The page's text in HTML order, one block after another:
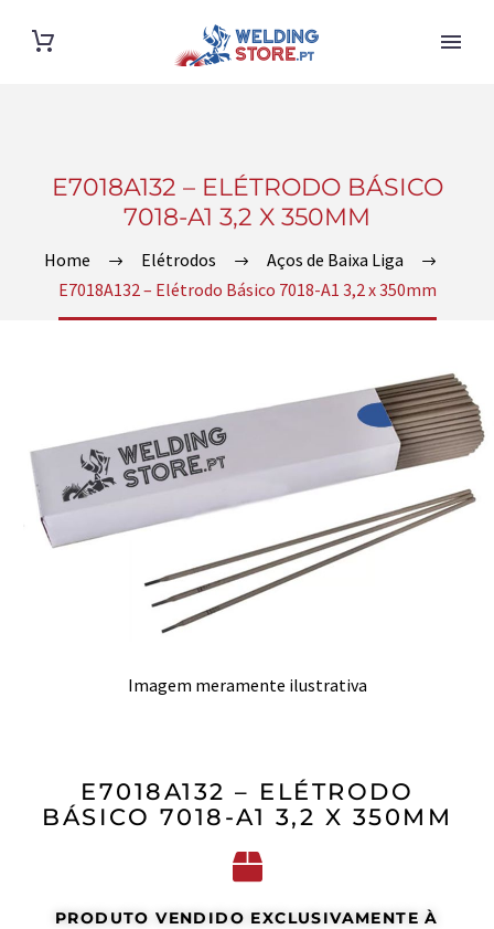
E7018A132 – ELÉTRODO BÁSICO
7018-A1 3,2 X 350MM
Home Elétrodos
Aços de Baixa Liga
E7018A132 – Elétrodo Básico 7018-A1 3,2 x 350mm
Imagem meramente ilustrativa
E7018A132 – ELÉTRODO
BÁSICO 7018-A1 3,2 X 350MM
PRODUTO VENDIDO EXCLUSIVAMENTE À